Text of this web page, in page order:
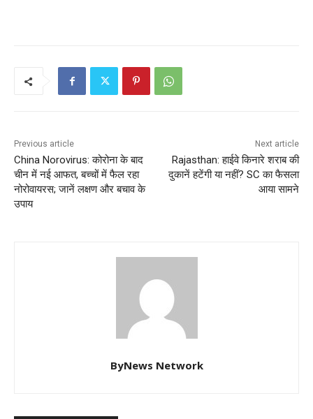
Previous article
China Norovirus: कोरोना के बाद
चीन में नई आफत, बच्चों में फैल रहा
नोरोवायरस; जानें लक्षण और बचाव के
उपाय
Next article
Rajasthan: हाईवे किनारे शराब की
दुकानें हटेंगी या नहीं? SC का फैसला
आया सामने
ByNews Network